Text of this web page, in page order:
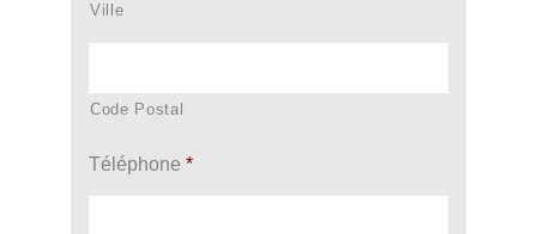
Ville
Code Postal
Téléphone *